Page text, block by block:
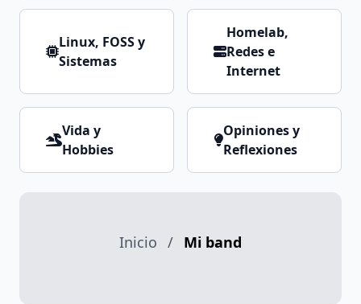
Linux, FOSS y
Sistemas
Homelab,
Redes e
Internet
Vida y
Hobbies
Opiniones y
Reflexiones
Inicio / Mi band